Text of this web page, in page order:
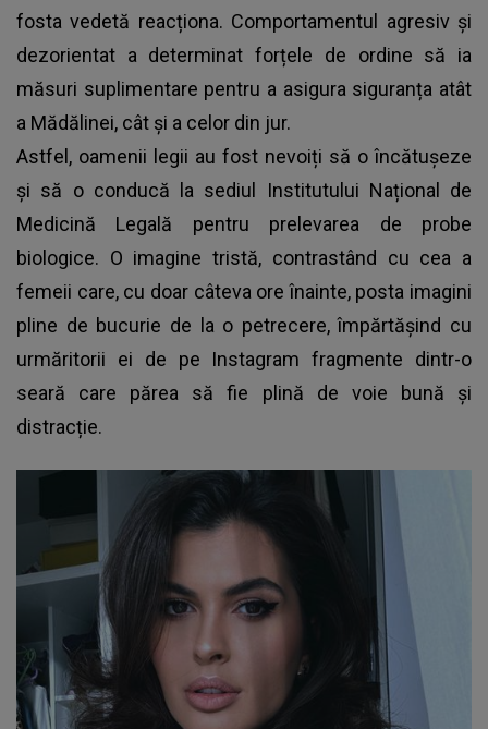
fosta vedetă reacționa. Comportamentul agresiv și
dezorientat a determinat forțele de ordine să ia
măsuri suplimentare pentru a asigura siguranța atât
a Mădălinei, cât și a celor din jur.
Astfel, oamenii legii au fost nevoiți să o încătușeze
și să o conducă la sediul Institutului Național de
Medicină Legală pentru prelevarea de probe
biologice. O imagine tristă, contrastând cu cea a
femeii care, cu doar câteva ore înainte, posta imagini
pline de bucurie de la o petrecere, împărtășind cu
urmăritorii ei de pe Instagram fragmente dintr-o
seară care părea să fie plină de voie bună și
distracție.